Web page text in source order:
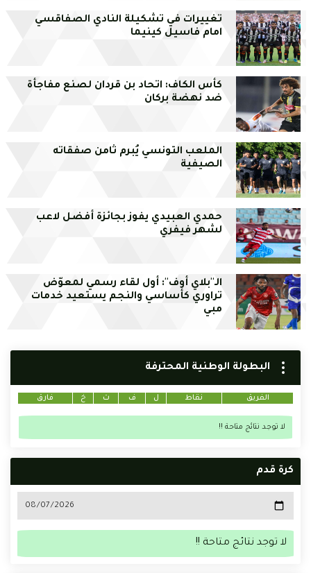
تغييرات في تشكيلة النادي الصفاقسي
امام فاسيل كينيما
كأس الكاف: اتحاد بن قردان لصنع مفاجأة
ضد نهضة بركان
الملعب التونسي يُبرم ثامن صفقاته
الصيفية
حمدي العبيدي يفوز بجائزة أفضل لاعب
لشهر فيفري
الـ''بلاي أوف'': أول لقاء رسمي لمعوّض
تراوري كأساسي والنجم يستعيد خدمات
مبي
البطولة الوطنية المحترفة
الفريق نقاط ل ف ت خ فارق
لا توجد نتائج متاحة !!
كرة قدم
لا توجد نتائج متاحة !!